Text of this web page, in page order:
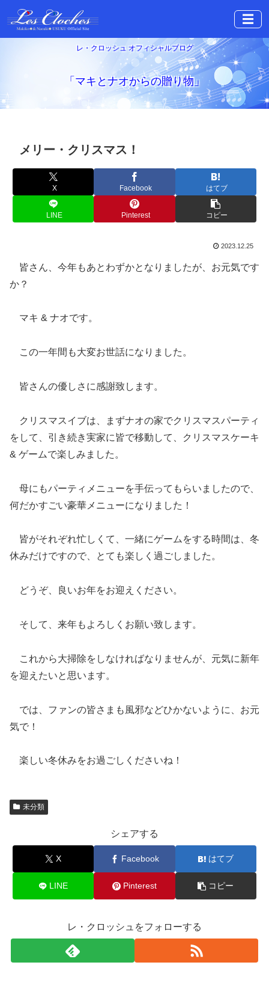
☰
レ・クロッシュ オフィシャルブログ
「マキとナオからの贈り物」
メリー・クリスマス！
X Facebook はてブ
LINE Pinterest コピー
2023.12.25
皆さん、今年もあとわずかとなりましたが、お元気です
か？
マキ & ナオです。
この一年間も大変お世話になりました。
皆さんの優しさに感謝致します。
クリスマスイブは、まずナオの家でクリスマスパーティ
をして、引き続き実家に皆で移動して、クリスマスケーキ
& ゲームで楽しみました。
母にもパーティメニューを手伝ってもらいましたので、
何だかすごい豪華メニューになりました！
皆がそれぞれ忙しくて、一緒にゲームをする時間は、冬
休みだけですので、とても楽しく過ごしました。
どうぞ、良いお年をお迎えください。
そして、来年もよろしくお願い致します。
これから大掃除をしなければなりませんが、元気に新年
を迎えたいと思います。
では、ファンの皆さまも風邪などひかないように、お元
気で！
楽しい冬休みをお過ごしくださいね！
未分類
シェアする
X Facebook はてブ
LINE Pinterest コピー
レ・クロッシュをフォローする